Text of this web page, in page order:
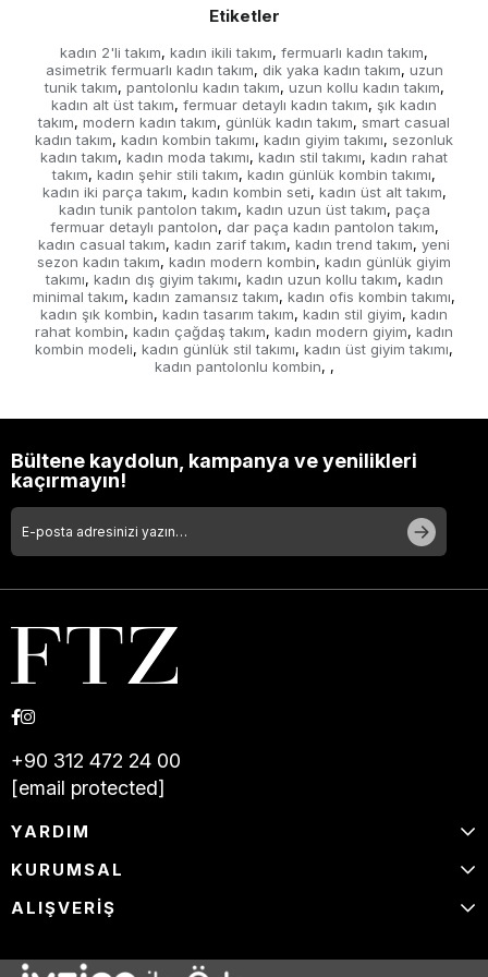
Etiketler
kadın 2'li takım, kadın ikili takım, fermuarlı kadın takım,
asimetrik fermuarlı kadın takım, dik yaka kadın takım, uzun
tunik takım, pantolonlu kadın takım, uzun kollu kadın takım,
kadın alt üst takım, fermuar detaylı kadın takım, şık kadın
takım, modern kadın takım, günlük kadın takım, smart casual
kadın takım, kadın kombin takımı, kadın giyim takımı, sezonluk
kadın takım, kadın moda takımı, kadın stil takımı, kadın rahat
takım, kadın şehir stili takım, kadın günlük kombin takımı,
kadın iki parça takım, kadın kombin seti, kadın üst alt takım,
kadın tunik pantolon takım, kadın uzun üst takım, paça
fermuar detaylı pantolon, dar paça kadın pantolon takım,
kadın casual takım, kadın zarif takım, kadın trend takım, yeni
sezon kadın takım, kadın modern kombin, kadın günlük giyim
takımı, kadın dış giyim takımı, kadın uzun kollu takım, kadın
minimal takım, kadın zamansız takım, kadın ofis kombin takımı,
kadın şık kombin, kadın tasarım takım, kadın stil giyim, kadın
rahat kombin, kadın çağdaş takım, kadın modern giyim, kadın
kombin modeli, kadın günlük stil takımı, kadın üst giyim takımı,
kadın pantolonlu kombin, ,
Bültene kaydolun, kampanya ve yenilikleri
kaçırmayın!
+90 312 472 24 00
[email protected]
YARDIM
KURUMSAL
ALIŞVERİŞ